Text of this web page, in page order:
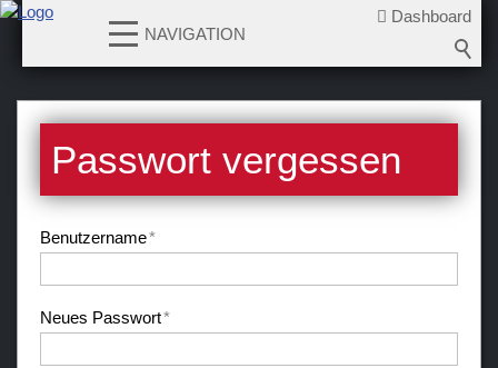
Dashboard
NAVIGATION
News
Teams
Verein
Sponsoren / Partner
Passwort vergessen
Benutzername*
Neues Passwort*